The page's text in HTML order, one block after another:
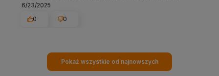
6/23/2025
0
0
Pokaż wszystkie od najnowszych